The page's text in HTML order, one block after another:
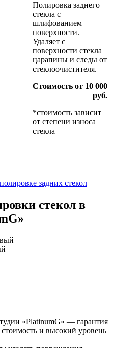
Полировка заднего
стекла с
шлифованием
поверхности.
Удаляет с
поверхности стекла
царапины и следы от
стеклоочистителя.
Стоимость от 10 000
руб.
*стоимость зависит
от степени износа
стекла
задних стекол
стекол в
«PlatinumG» — гарантия
стоимость и высокий уровень